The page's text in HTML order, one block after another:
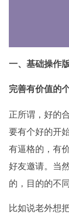
一、基础操作
完善有价值的
正所谓，好的
要有个好的开
有逼格的，有
好友邀请。当
的，目的的不
比如说老外想